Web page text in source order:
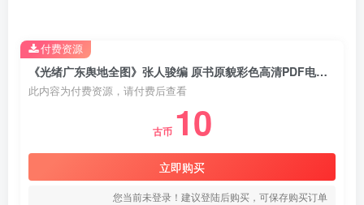
《光绪广东舆地全图》张人骏编 原书原貌彩色高清PDF电子版地方志下载
此内容为付费资源，请付费后查看
古币 10
立即购买
您当前未登录！建议登陆后购买，可保存购买订单
付费资源